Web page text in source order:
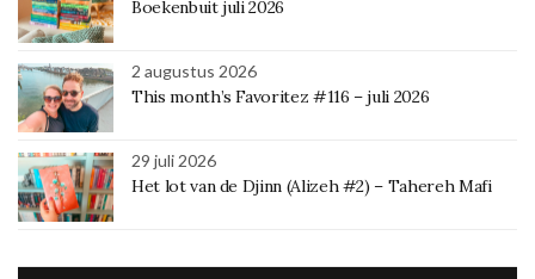
Boekenbuit juli 2026
2 augustus 2026
This month’s Favoritez #116 – juli 2026
29 juli 2026
Het lot van de Djinn (Alizeh #2) – Tahereh Mafi